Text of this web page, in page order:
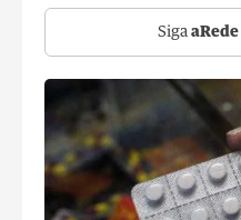
Siga aRede